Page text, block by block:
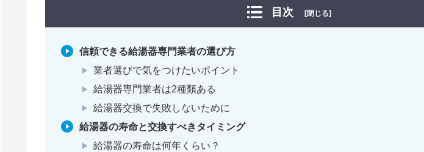
目次 [閉じる]
信頼できる給湯器専門業者の選び方
業者選びで気をつけたいポイント
給湯器専門業者は2種類ある
給湯器交換で失敗しないために
給湯器の寿命と交換すべきタイミング
給湯器の寿命は何年くらい？